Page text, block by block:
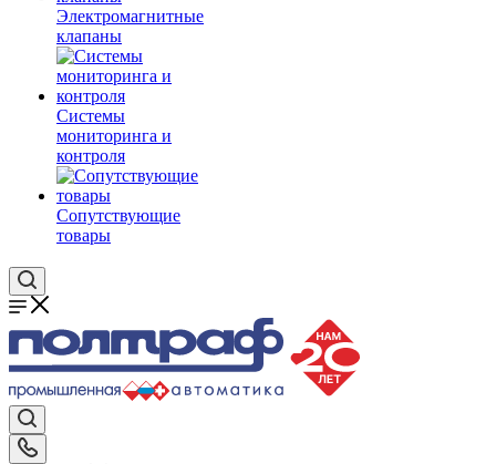
Электромагнитные
клапаны
Системы
мониторинга и
контроля
Сопутствующие
товары